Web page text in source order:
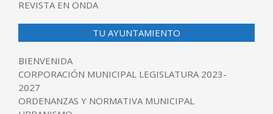
REVISTA EN ONDA
TU AYUNTAMIENTO
BIENVENIDA
CORPORACIÓN MUNICIPAL LEGISLATURA 2023-
2027
ORDENANZAS Y NORMATIVA MUNICIPAL